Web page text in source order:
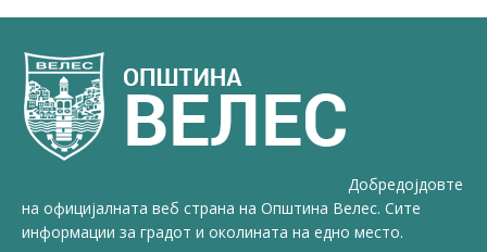
Добредојдовте
на официјалната веб страна на Општина Велес. Сите
информации за градот и околината на едно место.